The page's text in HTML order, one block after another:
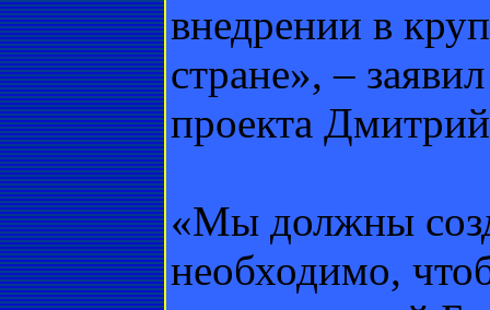
внедрении в
стране», –
проекта
«Мы должны
необходимо,